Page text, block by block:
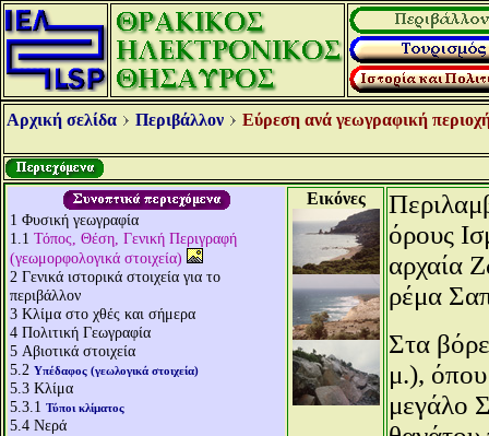
Αρχική σελίδα Περιβάλλον Εύρεση ανά γεωγραφική
1 Φυσική γεωγραφία
1.1 Τόπος, Θέση, Γενική Περιγραφή
(γεωμορφολογικά στοιχεία)
2 Γενικά ιστορικά στοιχεία για το
περιβάλλον
3 Κλίμα στο χθές και σήμερα
4 Πολιτική Γεωγραφία
5 Αβιοτικά στοιχεία
5.2 Υπέδαφος (γεωλογικά στοιχεία)
5.3 Κλίμα
5.3.1 Τύποι κλίματος
5.4 Νερά
Εικόνες
όρους
αρχαία
ρέμα
Στα
μ.), όπου
μεγάλο